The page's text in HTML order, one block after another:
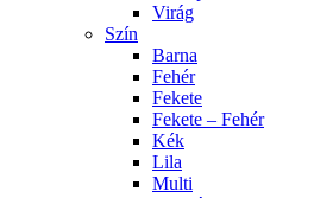
Virág
Szín
Barna
Fehér
Fekete
Fekete – Fehér
Kék
Lila
Multi